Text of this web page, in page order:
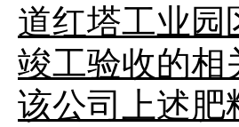
道红塔工业园
竣工验收的相
该公司上述肥